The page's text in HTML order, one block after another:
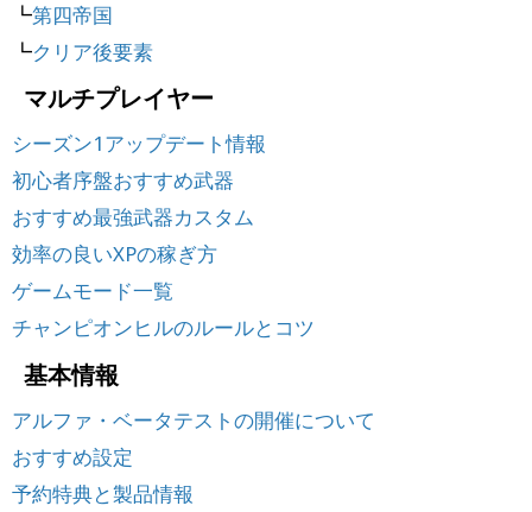
┗第四帝国
┗クリア後要素
マルチプレイヤー
シーズン1アップデート情報
初心者序盤おすすめ武器
おすすめ最強武器カスタム
効率の良いXPの稼ぎ方
ゲームモード一覧
チャンピオンヒルのルールとコツ
基本情報
アルファ・ベータテストの開催について
おすすめ設定
予約特典と製品情報